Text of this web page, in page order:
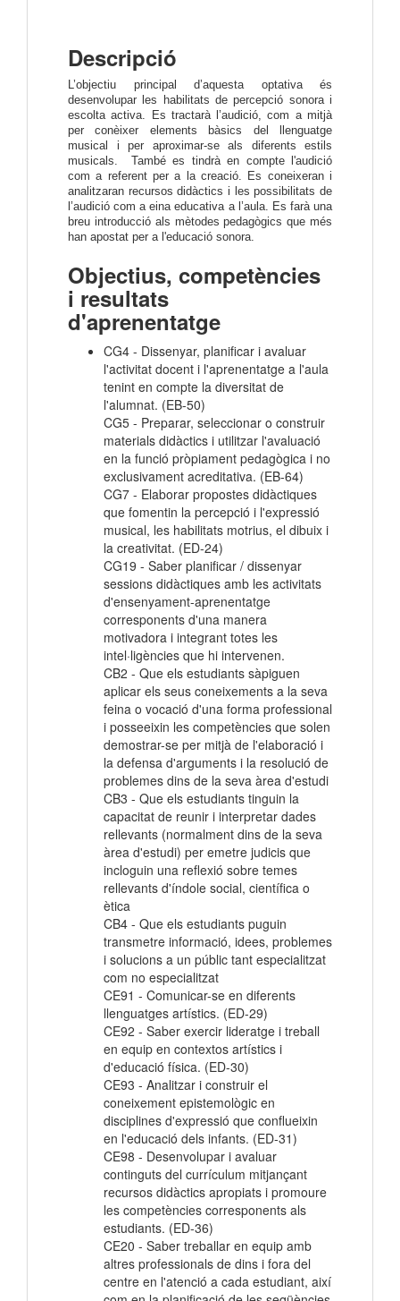
Descripció
L’objectiu principal d’aquesta optativa és
desenvolupar les habilitats de percepció sonora i
escolta activa. Es tractarà l’audició, com a mitjà
per conèixer elements bàsics del llenguatge
musical i per aproximar-se als diferents estils
musicals. També es tindrà en compte l'audició
com a referent per a la creació. Es coneixeran i
analitzaran recursos didàctics i les possibilitats de
l’audició com a eina educativa a l’aula. Es farà una
breu introducció als mètodes pedagògics que més
han apostat per a l'educació sonora.
Objectius, competències
i resultats
d'aprenentatge
CG4 - Dissenyar, planificar i avaluar
l'activitat docent i l'aprenentatge a l'aula
tenint en compte la diversitat de
l'alumnat. (EB-50)
CG5 - Preparar, seleccionar o construir
materials didàctics i utilitzar l'avaluació
en la funció pròpiament pedagògica i no
exclusivament acreditativa. (EB-64)
CG7 - Elaborar propostes didàctiques
que fomentin la percepció i l'expressió
musical, les habilitats motrius, el dibuix i
la creativitat. (ED-24)
CG19 - Saber planificar / dissenyar
sessions didàctiques amb les activitats
d'ensenyament-aprenentatge
corresponents d'una manera
motivadora i integrant totes les
intel·ligències que hi intervenen.
CB2 - Que els estudiants sàpiguen
aplicar els seus coneixements a la seva
feina o vocació d'una forma professional
i posseeixin les competències que solen
demostrar-se per mitjà de l'elaboració i
la defensa d'arguments i la resolució de
problemes dins de la seva àrea d'estudi
CB3 - Que els estudiants tinguin la
capacitat de reunir i interpretar dades
rellevants (normalment dins de la seva
àrea d'estudi) per emetre judicis que
incloguin una reflexió sobre temes
rellevants d'índole social, científica o
ètica
CB4 - Que els estudiants puguin
transmetre informació, idees, problemes
i solucions a un públic tant especialitzat
com no especialitzat
CE91 - Comunicar-se en diferents
llenguatges artístics. (ED-29)
CE92 - Saber exercir lideratge i treball
en equip en contextos artístics i
d'educació física. (ED-30)
CE93 - Analitzar i construir el
coneixement epistemològic en
disciplines d'expressió que conflueixin
en l'educació dels infants. (ED-31)
CE98 - Desenvolupar i avaluar
continguts del currículum mitjançant
recursos didàctics apropiats i promoure
les competències corresponents als
estudiants. (ED-36)
CE20 - Saber treballar en equip amb
altres professionals de dins i fora del
centre en l'atenció a cada estudiant, així